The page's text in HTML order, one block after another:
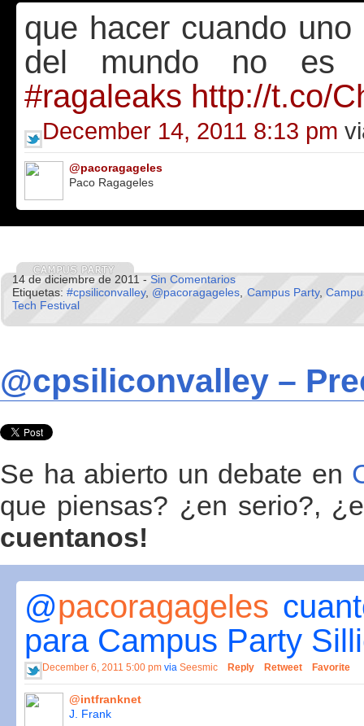
que hacer cuando
del mundo no es
#ragaleaks http://t.co/
December 14, 2011 8:13 pm
@pacoragageles
Paco Ragageles
14 de diciembre de 2011 - Sin Comentarios
Etiquetas:#cpsiliconvalley, @pacoragageles, Campus Party,
Tech Festival
@cpsiliconvalley –
Se ha abierto un debate en
que piensas? ¿en serio?,
cuentanos!
@pacoragageles
para Campus Party
December 6, 2011 5:00 pm via Seesmic Reply Retweet Favorite
@intfranknet
J. Frank